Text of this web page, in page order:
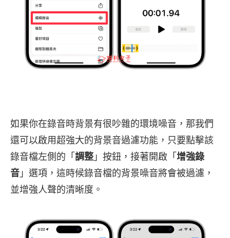
如果你在錄音時背景有很吵雜的環境噪音，那我們
還可以啟用超強大的背景音過濾功能，只要點擊該
錄音檔左側的「 調整 」按鈕，接著開啟「 增強錄
音 」選項，這時候錄音檔的背景噪音將會被過濾，
並增強人聲的清晰度。